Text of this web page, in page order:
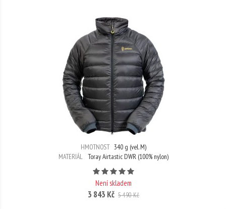
HMOTNOST 340 g (vel. M)
MATERIÁL Toray Airtastic DWR (100% nylon)
Není skladem
3 843 Kč 5 490 Kč